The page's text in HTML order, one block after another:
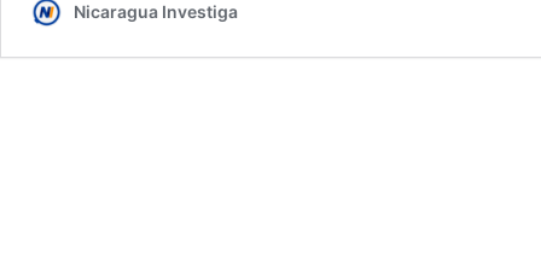
Nicaragua Investiga